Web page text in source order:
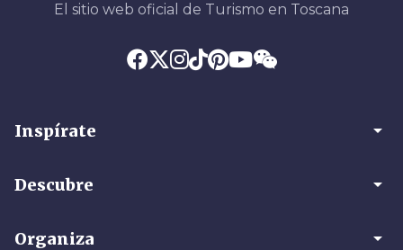
El sitio web oficial de Turismo en Toscana
Inspírate arrow_drop_down
Descubre arrow_drop_down
Organiza arrow_drop_down